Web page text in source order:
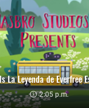
La Leyenda de Everfree
2:05 p.m.